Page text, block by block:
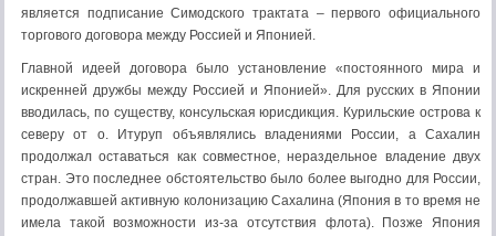
является подписание Симодского трактата – первого официального
торгового договора между Россией и Японией.
Главной идеей договора было установление «постоянного мира и
искренней дружбы между Россией и Японией». Для русских в Японии
вводилась, по существу, консульская юрисдикция. Курильские острова к
северу от о. Итуруп объявлялись владениями России, а Сахалин
продолжал оставаться как совместное, нераздельное владение двух
стран. Это последнее обстоятельство было более выгодно для России,
продолжавшей активную колонизацию Сахалина (Япония в то время не
имела такой возможности из-за отсутствия флота). Позже Япония